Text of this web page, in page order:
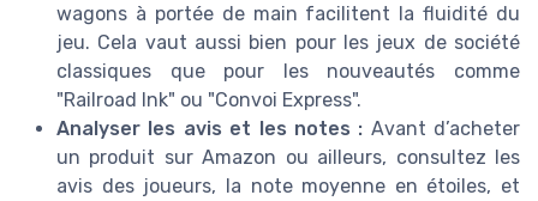
wagons à portée de main facilitent la fluidité du
jeu. Cela vaut aussi bien pour les jeux de société
classiques que pour les nouveautés comme
"Railroad Ink" ou "Convoi Express".
Analyser les avis et les notes : Avant d’acheter
un produit sur Amazon ou ailleurs, consultez les
avis des joueurs, la note moyenne en étoiles, et